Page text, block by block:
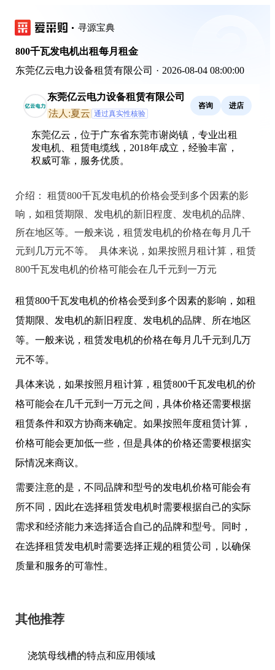
寻源宝典
800千瓦发电机出租每月租金
东莞亿云电力设备租赁有限公司 · 2026-08-04 08:00:00
东莞亿云电力设备租赁有限公司
法人:夏云 通过真实性核验
咨询 进店
东莞亿云，位于广东省东莞市谢岗镇，专业出租
发电机、租赁电缆线，2018年成立，经验丰富，
权威可靠，服务优质。
介绍：
租赁800千瓦发电机的价格会受到多个因素的影
响，如租赁期限、发电机的新旧程度、发电机的品牌、
所在地区等。一般来说，租赁发电机的价格在每月几千
元到几万元不等。
具体来说，如果按照月租计算，租赁
800千瓦发电机的价格可能会在几千元到一万元
租赁800千瓦发电机的价格会受到多个因素的影响，如租
赁期限、发电机的新旧程度、发电机的品牌、所在地区
等。一般来说，租赁发电机的价格在每月几千元到几万
元不等。
具体来说，如果按照月租计算，租赁800千瓦发电机的价
格可能会在几千元到一万元之间，具体价格还需要根据
租赁条件和双方协商来确定。如果按照年度租赁计算，
价格可能会更加低一些，但是具体的价格还需要根据实
际情况来商议。
需要注意的是，不同品牌和型号的发电机价格可能会有
所不同，因此在选择租赁发电机时需要根据自己的实际
需求和经济能力来选择适合自己的品牌和型号。同时，
在选择租赁发电机时需要选择正规的租赁公司，以确保
质量和服务的可靠性。
其他推荐
浇筑母线槽的特点和应用领域